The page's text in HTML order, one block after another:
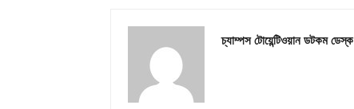
চ্যাম্পস টোয়েন্টিওয়ান ডটকম ডেস্ক